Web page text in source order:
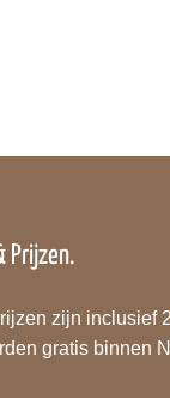
Prijzen.
zijn inclusief
gratis binnen